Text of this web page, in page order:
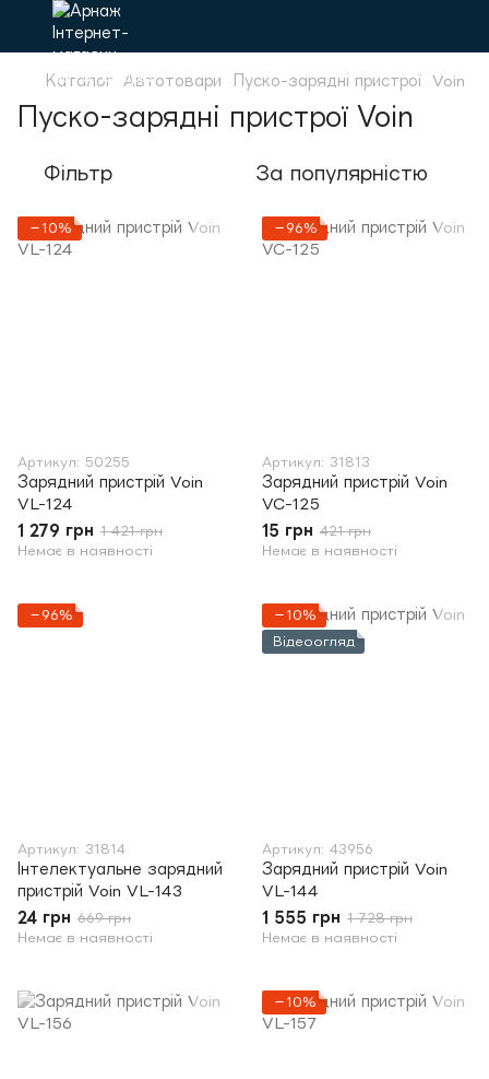
Каталог Автотовари Пуско-зарядні пристрої Voin
Пуско-зарядні пристрої Voin
Фільтр За популярністю
−10%
Артикул: 50255
Зарядний пристрій Voin
VL-124
1 279 грн 1 421 грн
Немає в наявності
−96%
Артикул: 31813
Зарядний пристрій Voin
VC-125
15 грн 421 грн
Немає в наявності
−96%
Артикул: 31814
Інтелектуальне зарядний
пристрій Voin VL-143
24 грн 669 грн
Немає в наявності
−10%
Відеоогляд
Артикул: 43956
Зарядний пристрій Voin
VL-144
1 555 грн 1 728 грн
Немає в наявності
−10%